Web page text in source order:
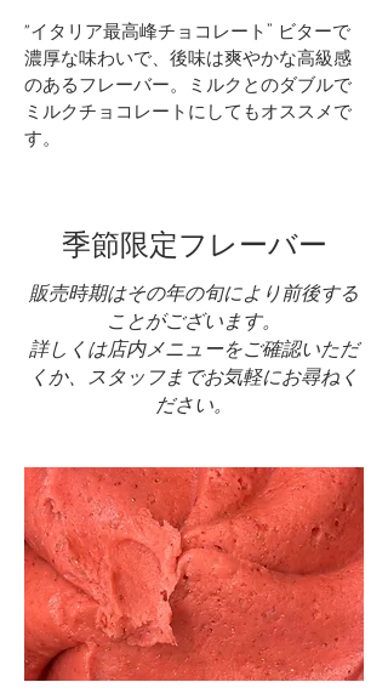
"イタリア最高峰チョコレート” ビターで
濃厚な味わいで、後味は爽やかな高級感
のあるフレーバー。ミルクとのダブルで
ミルクチョコレートにしてもオススメで
す。
季節限定フレーバー
販売時期はその年の旬により前後する
ことがございます。
詳しくは店内メニューをご確認いただ
くか、スタッフまでお気軽にお尋ねく
ださい。